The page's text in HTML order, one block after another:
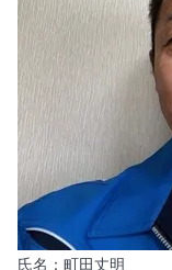
氏名：町田丈明